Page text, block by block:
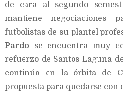
de cara al segundo
mantiene negociaciones
futbolistas de su plantel
Pardo se encuentra muy
refuerzo de Santos Laguna
continúa en la órbita de
propuesta para quedarse con